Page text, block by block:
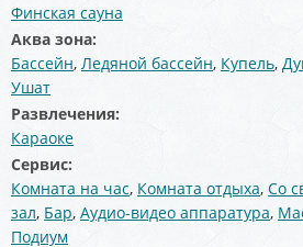
Финская сауна
Аква зона:
Бассейн, Ледяной бассейн, Купель,
Ушат
Развлечения:
Караоке
Сервис:
Комната на час, Комната отдыха, Со
зал, Бар, Аудио-видео аппаратура,
Подиум